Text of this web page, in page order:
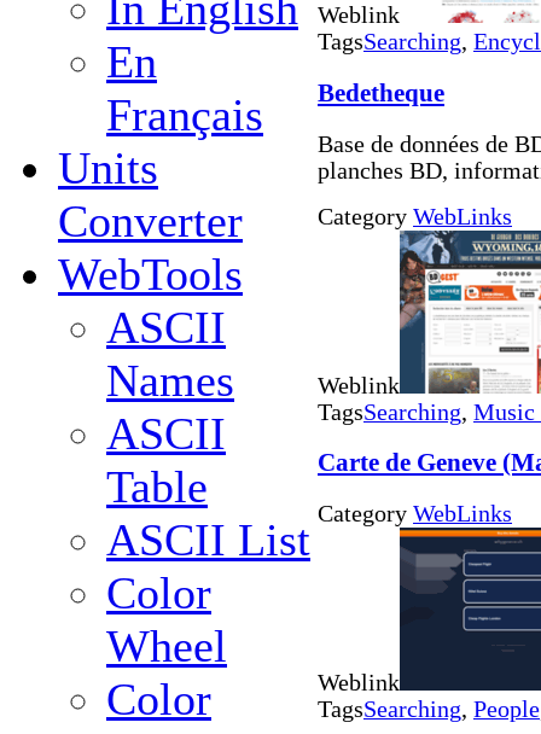
En
Français
Units
Converter
WebTools
ASCII
Names
ASCII
Table
ASCII List
Color
Wheel
Color
Weblink
TagsSearching,
Bedetheque
Base de données de
planches BD,
Category WebLinks
Weblink
TagsSearching, Music
Carte de Geneve
Category WebLinks
Weblink
TagsSearching, People